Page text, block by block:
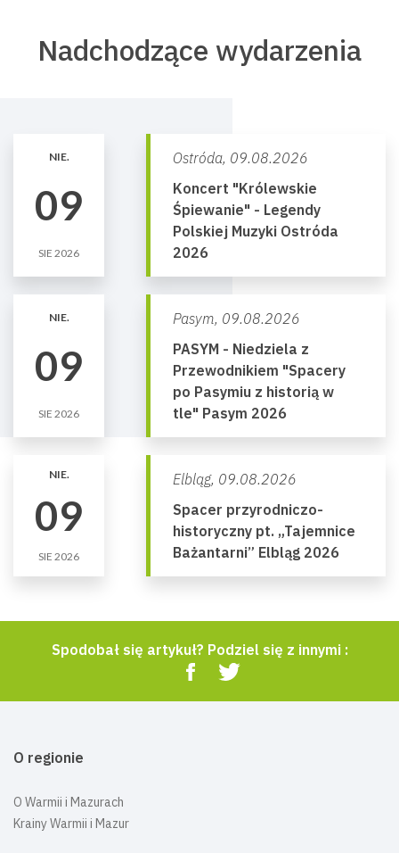
Nadchodzące wydarzenia
NIE.
09
SIE 2026
Ostróda, 09.08.2026
Koncert "Królewskie
Śpiewanie" - Legendy
Polskiej Muzyki Ostróda
2026
NIE.
09
SIE 2026
Pasym, 09.08.2026
PASYM - Niedziela z
Przewodnikiem "Spacery
po Pasymiu z historią w
tle" Pasym 2026
NIE.
09
SIE 2026
Elbląg, 09.08.2026
Spacer przyrodniczo-
historyczny pt. „Tajemnice
Bażantarni” Elbląg 2026
Spodobał się artykuł? Podziel się z innymi :
O regionie
O Warmii i Mazurach
Krainy Warmii i Mazur